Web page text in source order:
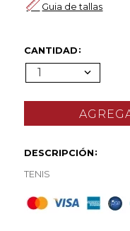
Guia de tallas
CANTIDAD
1
DESCRIPCIÓN
TENIS